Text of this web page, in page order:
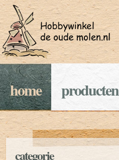
home producten
categorie